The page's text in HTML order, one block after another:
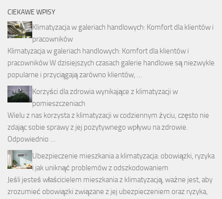
CIEKAWE WPISY
Klimatyzacja w galeriach handlowych: Komfort dla klientów i
pracowników
Klimatyzacja w galeriach handlowych: Komfort dla klientów i
pracowników W dzisiejszych czasach galerie handlowe są niezwykle
popularne i przyciągają zarówno klientów, …
Korzyści dla zdrowia wynikające z klimatyzacji w
pomieszczeniach
Wielu z nas korzysta z klimatyzacji w codziennym życiu, często nie
zdając sobie sprawy z jej pozytywnego wpływu na zdrowie.
Odpowiednio …
Ubezpieczenie mieszkania a klimatyzacja: obowiązki, ryzyka
i jak uniknąć problemów z odszkodowaniem
Jeśli jesteś właścicielem mieszkania z klimatyzacją, ważne jest, aby
zrozumieć obowiązki związane z jej ubezpieczeniem oraz ryzyka,